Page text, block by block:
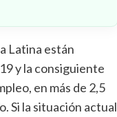
Latina están
y la consiguiente
en más de 2,5
Si la situación actual